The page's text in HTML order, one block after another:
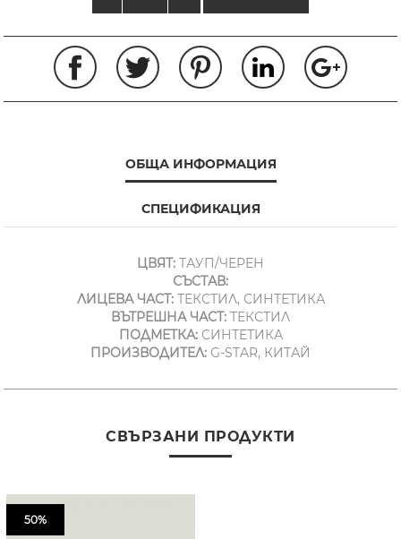
ОБЩА ИНФОРМАЦИЯ
СПЕЦИФИКАЦИЯ
ЦВЯТ: ТАУП/ЧЕРЕН
СЪСТАВ:
ЛИЦЕВА ЧАСТ:ТЕКСТИЛ, СИНТЕТИКА
ВЪТРЕШНА ЧАСТ: ТЕКСТИЛ
ПОДМЕТКА:СИНТЕТИКА
ПРОИЗВОДИТЕЛ: G-STAR, КИТАЙ
СВЪРЗАНИ ПРОДУКТИ
50%